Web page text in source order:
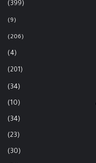
(399)
(9)
(206)
(4)
(201)
(34)
(10)
(34)
(23)
(30)